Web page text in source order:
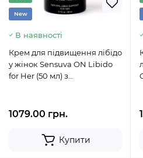
New
В наявності
Крем для підвищення лібідо
у жінок Sensuva ON Libido
for Her (50 мл) з
1079.00 грн.
Купити